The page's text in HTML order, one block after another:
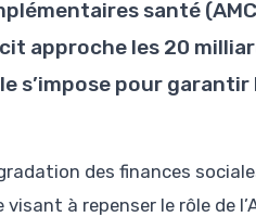
santé
approche les 20
s’impose pour garantir
des finances
visant à repenser le rôle de